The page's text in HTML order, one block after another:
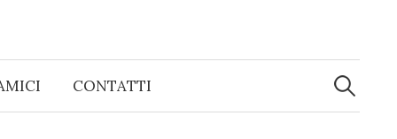
CONTATTI
Ricerca
per: